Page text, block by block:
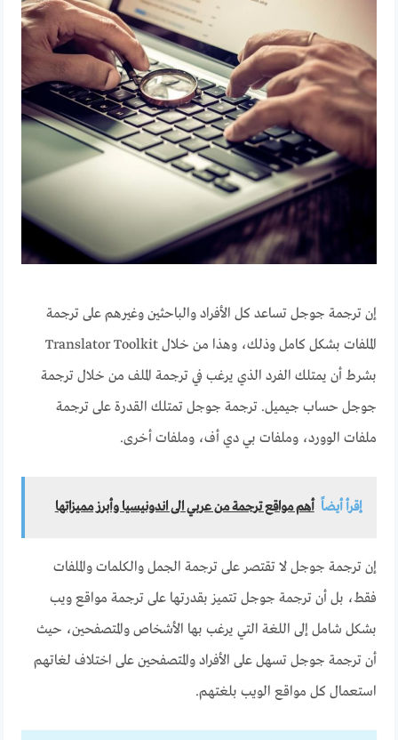
إن ترجمة جوجل تساعد كل الأفراد والباحثين وغيرهم على ترجمة
الملفات بشكل كامل وذلك، وهذا من خلال Translator Toolkit
بشرط أن يمتلك الفرد الذي يرغب في ترجمة الملف من خلال ترجمة
جوجل حساب جيميل. ترجمة جوجل تمتلك القدرة على ترجمة
ملفات الوورد، وملفات بي دي أف، وملفات أخرى.
إقرأ أيضاً أهم مواقع ترجمة من عربي الى اندونيسيا وأبرز مميزاتها
إن ترجمة جوجل لا تقتصر على ترجمة الجمل والكلمات والملفات
فقط، بل أن ترجمة جوجل تتميز بقدرتها على ترجمة مواقع ويب
بشكل شامل إلى اللغة التي يرغب بها الأشخاص والمتصفحين، حيث
أن ترجمة جوجل تسهل على الأفراد والمتصفحين على اختلاف لغاتهم
استعمال كل مواقع الويب بلغتهم.